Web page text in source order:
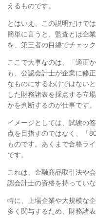
えるものです。
とはいえ、この説明だけで
簡単に言うと、監査とは企
を、第三者の目線でチェッ
ここで大事なのは、「適正
も、公認会計士が企業に修
なものにするわけではない
した財務諸表を採点する立
かを判断するのが仕事です。
イメージとしては、試験の
点を目指すのではなく、「
ものです。 あくまで合格ラ
です。
これは、 金融商品取引法や
認会計士の資格を持ってい
特に、上場企業や大規模な
多く関与するため、財務諸